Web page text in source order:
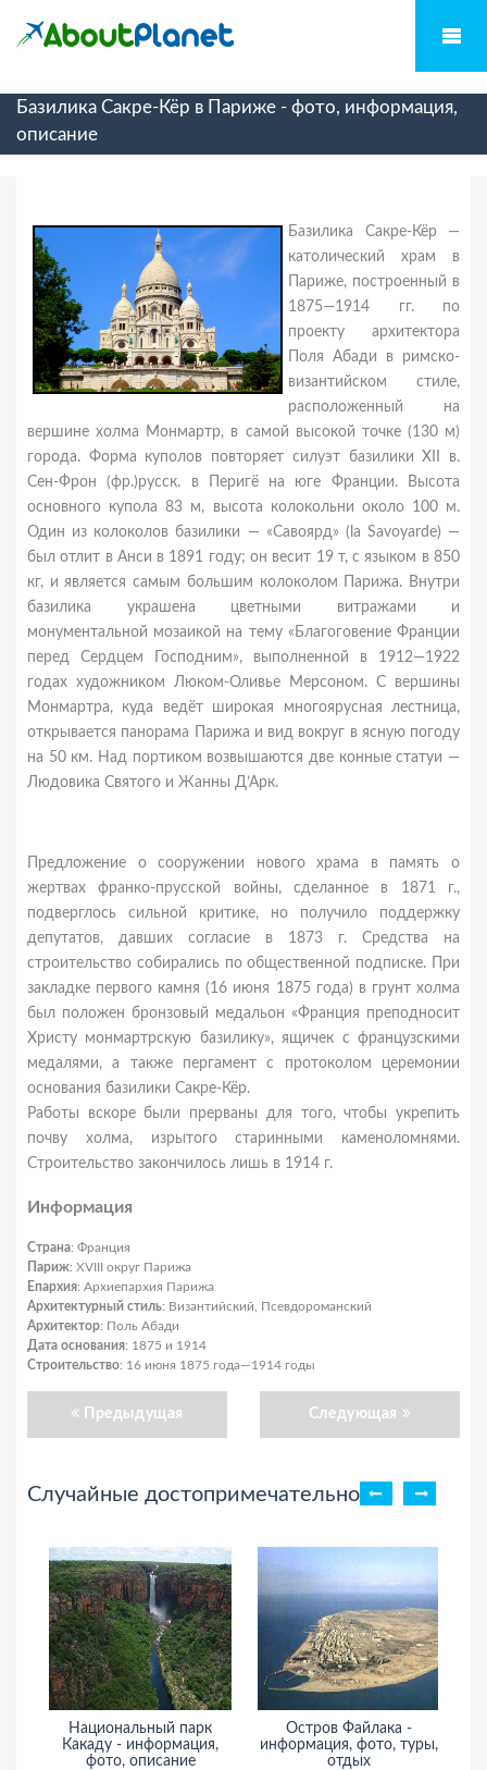
Базилика Сакре-Кёр в Париже - фото, информация,
описание
Базилика Сакре-Кёр —
католический храм в
Париже, построенный в
1875—1914 гг. по
проекту архитектора
Поля Абади в римско-
византийском стиле,
расположенный на
вершине холма Монмартр, в самой высокой точке (130 м)
города. Форма куполов повторяет силуэт базилики XII в.
Сен-Фрон (фр.)русск. в Перигё на юге Франции. Высота
основного купола 83 м, высота колокольни около 100 м.
Один из колоколов базилики — «Савоярд» (la Savoyarde) —
был отлит в Анси в 1891 году; он весит 19 т, с языком в 850
кг, и является самым большим колоколом Парижа. Внутри
базилика украшена цветными витражами и
монументальной мозаикой на тему «Благоговение Франции
перед Сердцем Господним», выполненной в 1912—1922
годах художником Люком-Оливье Мерсоном. С вершины
Монмартра, куда ведёт широкая многоярусная лестница,
открывается панорама Парижа и вид вокруг в ясную погоду
на 50 км. Над портиком возвышаются две конные статуи —
Людовика Святого и Жанны Д’Арк.
Предложение о сооружении нового храма в память о
жертвах франко-прусской войны, сделанное в 1871 г.,
подверглось сильной критике, но получило поддержку
депутатов, давших согласие в 1873 г. Средства на
строительство собирались по общественной подписке. При
закладке первого камня (16 июня 1875 года) в грунт холма
был положен бронзовый медальон «Франция преподносит
Христу монмартрскую базилику», ящичек с французскими
медалями, а также пергамент с протоколом церемонии
основания базилики Сакре-Кёр.
Работы вскоре были прерваны для того, чтобы укрепить
почву холма, изрытого старинными каменоломнями.
Строительство закончилось лишь в 1914 г.
Информация
Страна: Франция
Париж: XVIII округ Парижа
Епархия: Архиепархия Парижа
Архитектурный стиль: Византийский, Псевдороманский
Архитектор: Поль Абади
Дата основания: 1875 и 1914
Строительство: 16 июня 1875 года—1914 годы
Предыдущая Следующая
Случайные достопримечательности
Национальный парк
Какаду - информация,
фото, описание
Остров Файлака -
информация, фото, туры,
отдых